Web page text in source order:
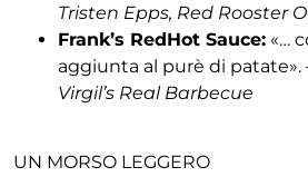
Tristen Epps, Red Rooster
Frank’s RedHot Sauce: «…
aggiunta al purè di
Virgil’s Real Barbecue
UN MORSO LEGGERO